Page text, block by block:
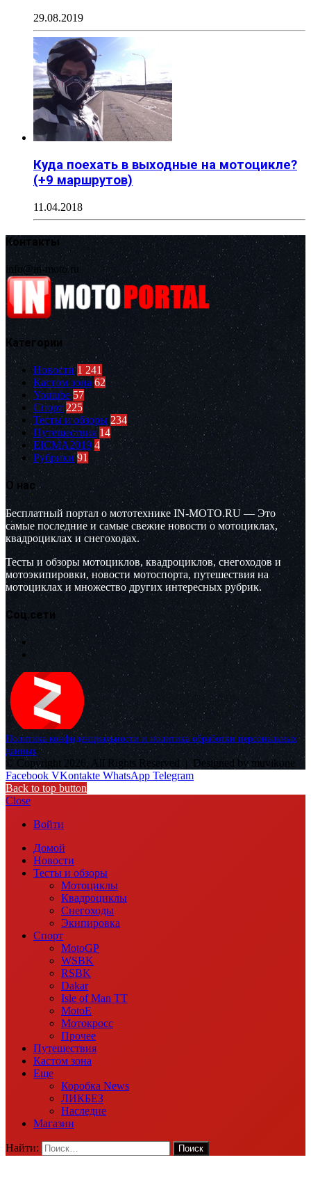
29.08.2019
Куда поехать в выходные на мотоцикле?
(+9 маршрутов)
11.04.2018
Контакты
info@in-moto.ru
Категории
Новости 1 241
Кастом зона 62
Youtube 57
Спорт 225
Тесты и обзоры 234
Путешествия 14
EICMA2019 4
Рубрики 91
О нас
Бесплатный портал о мототехнике IN-MOTO.RU — Это
самые последние и самые свежие новости о мотоциклах,
квадроциклах и снегоходах.
Тесты и обзоры мотоциклов, квадроциклов, снегоходов и
мотоэкипировки, новости мотоспорта, путешествия на
мотоциклах и множество других интересных рубрик.
Соц.сети
Политика конфиденциальности и политика обработки персональных
данных
© Copyright 2026, All Rights Reserved | Designed by muvikone
Facebook VKontakte WhatsApp Telegram
Back to top button
Close
Войти
Домой
Новости
Тесты и обзоры
Мотоциклы
Квадроциклы
Снегоходы
Экипировка
Спорт
MotoGP
WSBK
RSBK
Dakar
Isle of Man TT
MotoE
Мотокросс
Прочее
Путешествия
Кастом зона
Еще
Коробка News
ЛИКБЕЗ
Наследие
Магазин
Найти: